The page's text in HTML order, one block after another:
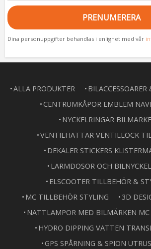
PRENUMERERA
Dina personuppgifter behandlas i enlighet med vår
ALLA PRODUKTER
CENTRUMKÅPOR EMBLEM
NYCKELRINGAR
VENTILHATTAR VENTILLOCK
DEKALER STICKERS
LARMDOSOR OCH
ELSCOOTER TILLBEHÖR &
MC TILLBEHÖR STYLING
3D
NATTLAMPOR MED BILMÄRKEN MC
HYDRO DIPPING VATTEN
GPS SPÅRNING & SPION